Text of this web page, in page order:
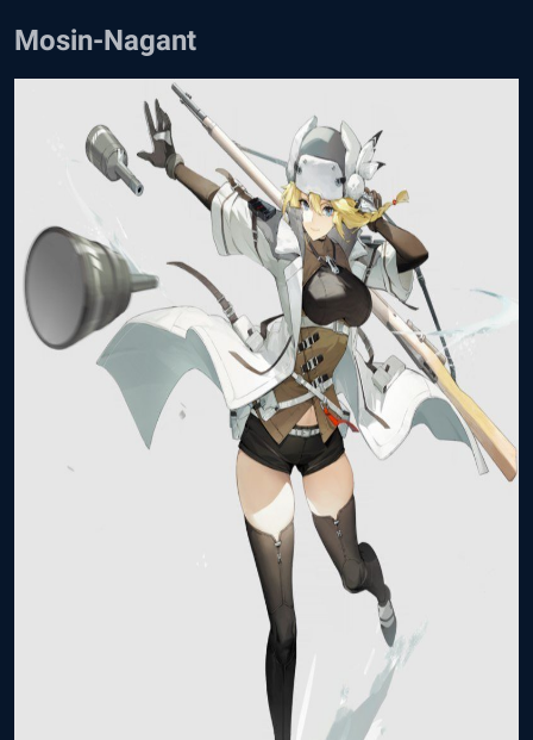
Mosin-Nagant